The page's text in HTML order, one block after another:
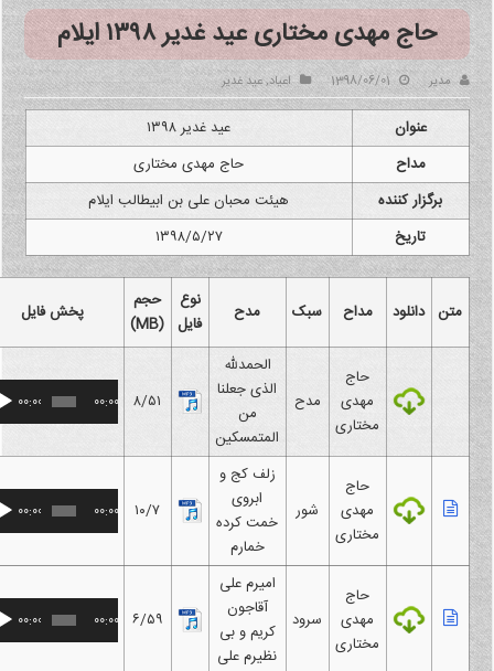
حاج مهدی مختاری عید غدیر ۱۳۹۸ ایلام
مدیر 1398/06/01 اعیاد,عید غدیر
عنوان
عید غدیر ۱۳۹۸
مداح
حاج مهدی مختاری
برگزار کننده
هیئت محبان علی بن ابیطالب ایلام
تاریخ
۱۳۹۸/۵/۲۷
متن دانلود مداح سبک مدح
نوع
فایل
حجم
(MB)
پخش فایل
حاج
مهدی
مختاری
مدح
الحمدلله
الذی جعلنا
المتمسکین
۸/۵۱ 00:00 00:00
حاج
مهدی
مختاری
شور
زلف کج و
ابروی
خمت کرده
خمارم
۱۰/۷ 00:00 00:00
حاج
مهدی
مختاری
سرود
امیرم علی
آقاجون
کریم و بی
نظیرم علی
۶/۵۹ 00:00 00:00